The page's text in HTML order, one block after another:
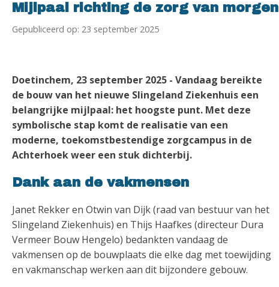
Mijlpaal richting de zorg van morgen
Gepubliceerd op: 23 september 2025
Doetinchem, 23 september 2025 - Vandaag bereikte
de bouw van het nieuwe Slingeland Ziekenhuis een
belangrijke mijlpaal: het hoogste punt. Met deze
symbolische stap komt de realisatie van een
moderne, toekomstbestendige zorgcampus in de
Achterhoek weer een stuk dichterbij.
Dank aan de vakmensen
Janet Rekker en Otwin van Dijk (raad van bestuur van het
Slingeland Ziekenhuis) en Thijs Haafkes (directeur Dura
Vermeer Bouw Hengelo) bedankten vandaag de
vakmensen op de bouwplaats die elke dag met toewijding
en vakmanschap werken aan dit bijzondere gebouw.